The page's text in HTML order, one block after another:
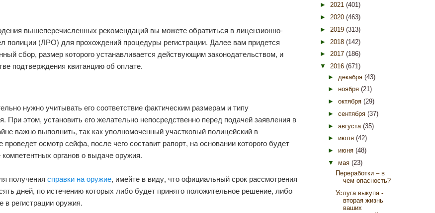
вышеперечисленных рекомендаций вы можете обратиться в лицензионно-
полиции (ЛРО) для прохождений процедуры регистрации. Далее вам придется
сбор, размер которого устанавливается действующим законодательством, и
подтверждения квитанцию об оплате.
нужно учитывать его соответствие фактическим размерам и типу
При этом, установить его желательно непосредственно перед подачей заявления в
важно выполнить, так как уполномоченный участковый полицейский в
проведет осмотр сейфа, после чего составит рапорт, на основании которого будет
органов о выдаче оружия.
получения справки на оружие, имейте в виду, что официальный срок рассмотрения
дней, по истечению которых либо будет принято положительное решение, либо
в регистрации оружия.
► 2021 (401)
► 2020 (463)
► 2019 (313)
► 2018 (142)
► 2017 (186)
▼ 2016 (671)
► декабря (43)
► ноября (21)
► октября (29)
► сентября (37)
► августа (35)
► июля (42)
► июня (48)
▼ мая (23)
Переработки – в
чем опасность?
Услуга выкупа -
вторая жизнь
ваших